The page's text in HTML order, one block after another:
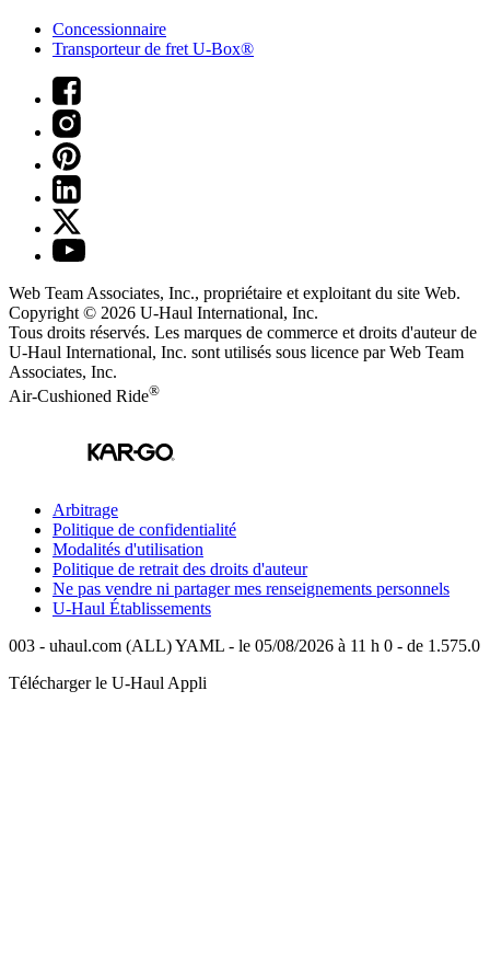
Concessionnaire
Transporteur de fret U-Box®
Web Team Associates, Inc., propriétaire et exploitant du site Web.
Copyright © 2026 U-Haul International, Inc.
Tous droits réservés. Les marques de commerce et droits d'auteur de
U-Haul International, Inc. sont utilisés sous licence par Web Team
Associates, Inc.
Air-Cushioned Ride®
Arbitrage
Politique de confidentialité
Modalités d'utilisation
Politique de retrait des droits d'auteur
Ne pas vendre ni partager mes renseignements personnels
U-Haul Établissements
003 - uhaul.com (ALL) YAML - le 05/08/2026 à 11 h 0 - de 1.575.0
Télécharger le U-Haul Appli